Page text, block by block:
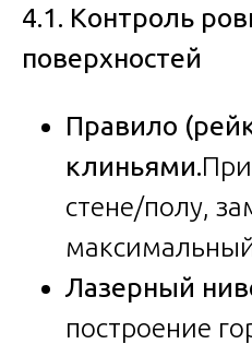
4.1. Контроль
поверхностей
Правило
клиньями.
стене/полу,
Лазерный
построение